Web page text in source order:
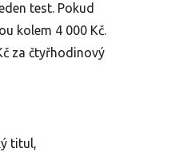
test. Pokud
kolem 4 000 Kč.
za čtyřhodinový
titul,